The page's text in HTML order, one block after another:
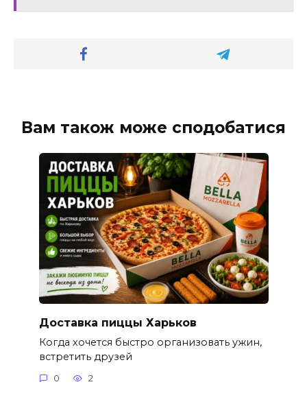
Вам також може сподобатися
Доставка пиццы Харьков
Когда хочется быстро организовать ужин,
встретить друзей
0 2